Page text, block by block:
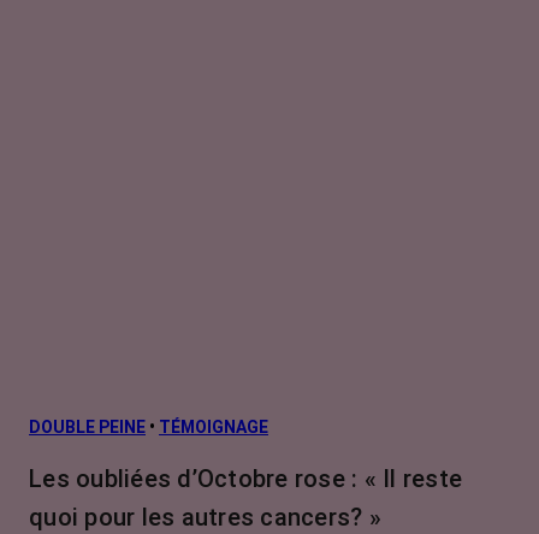
DOUBLE PEINE • TÉMOIGNAGE
Les oubliées d’Octobre rose : « Il reste
quoi pour les autres cancers? »